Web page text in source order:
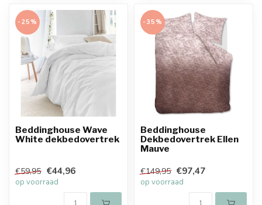
-25%
Beddinghouse Wave
White dekbedovertrek
€59,95 €44,96
op voorraad
-35%
Beddinghouse
Dekbedovertrek Ellen
Mauve
€149,95 €97,47
op voorraad